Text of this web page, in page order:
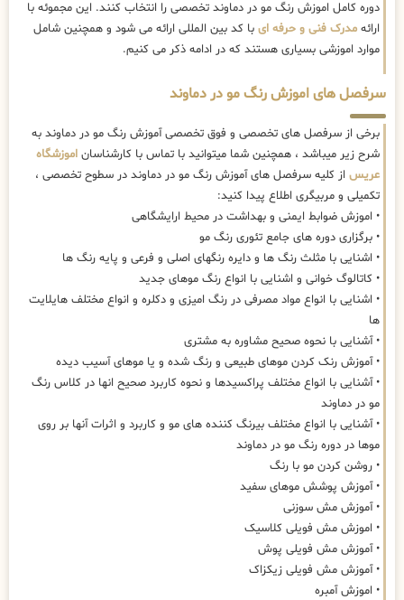
دوره کامل اموزش رنگ مو در دماوند تخصصی را انتخاب کنند. این مجموئه با
ارائه مدرک فنی و حرفه ای با کد بین المللی ارائه می شود و همچنین شامل
موارد اموزشی بسیاری هستند که در ادامه ذکر می کنیم.
سرفصل های اموزش رنگ مو در دماوند
برخی از سرفصل های تخصصی و فوق تخصصی آموزش رنگ مو در دماوند به
شرح زیر میباشد ، همچنین شما میتوانید با تماس با کارشناسان اموزشگاه
عریس از کلیه سرفصل های آموزش رنگ مو در دماوند در سطوح تخصصی ،
تکمیلی و مربیگری اطلاع پیدا کنید:
• اموزش ضوابط ایمنی و بهداشت در محیط ارایشگاهی
• برگزاری دوره های جامع تئوری رنگ مو
• اشنایی با مثلث رنگ ها و دایره رنگهای اصلی و فرعی و پایه رنگ ها
• کاتالوگ خوانی و اشنایی با انواع رنگ موهای جدید
• اشنایی با انواع مواد مصرفی در رنگ امیزی و دکلره و انواع مختلف هایلایت
ها
• آشنایی با نحوه صحیح مشاوره به مشتری
• آموزش رنک کردن موهای طبیعی و رنگ شده و یا موهای آسیب دیده
• آشنایی با انواع مختلف پراکسیدها و نحوه کاربرد صحیح انها در کلاس رنگ
مو در دماوند
• آشنایی با انواع مختلف بیرنگ کننده های مو و کاربرد و اثرات آنها بر روی
موها در دوره رنگ مو در دماوند
• روشن کردن مو با رنگ
• آموزش پوشش موهای سفید
• آموزش مش سوزنی
• اموزش مش فویلی کلاسیک
• آموزش مش فویلی پوش
• آموزش مش فویلی زیکزاک
• اموزش آمبره